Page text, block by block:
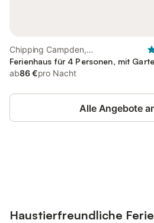
Chipping Campden,
Südwestengland
Ferienhaus für 4 Personen, mit
ab86 €pro Nacht
Alle Angebote
Haustierfreundliche